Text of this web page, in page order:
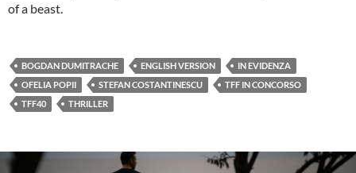
of a beast.
BOGDAN DUMITRACHE ENGLISH VERSION
IN EVIDENZA
OFELIA POPII
STEFAN COSTANTINESCU
TFF IN CONCORSO
TFF40
THRILLER